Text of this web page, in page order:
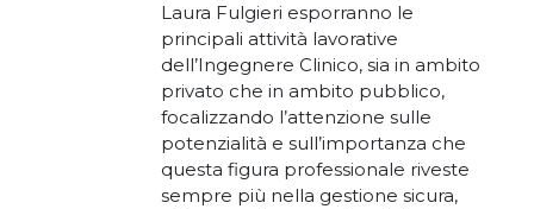
Laura Fulgieri esporranno le
principali attività lavorative
dell’Ingegnere Clinico, sia in ambito
privato che in ambito pubblico,
focalizzando l’attenzione sulle
potenzialità e sull’importanza che
questa figura professionale riveste
sempre più nella gestione sicura,